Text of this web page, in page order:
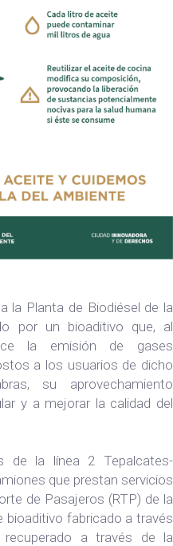
la Planta de Biodiésel de la
por un bioaditivo que, al
la emisión de gases
a los usuarios de dicho
su aprovechamiento
y a mejorar la calidad del
de la línea 2 Tepalcates-
que prestan servicios
de Pasajeros (RTP) de la
bioaditivo fabricado a través
a través de la